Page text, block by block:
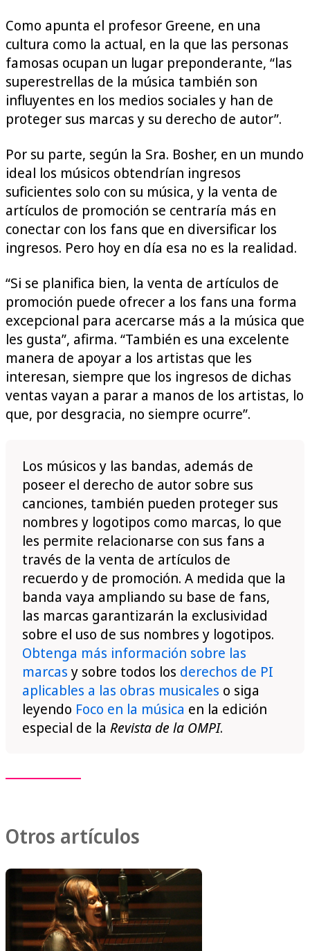
Como apunta el profesor Greene, en una
cultura como la actual, en la que las personas
famosas ocupan un lugar preponderante, “las
superestrellas de la música también son
influyentes en los medios sociales y han de
proteger sus marcas y su derecho de autor”.
Por su parte, según la Sra. Bosher, en un mundo
ideal los músicos obtendrían ingresos
suficientes solo con su música, y la venta de
artículos de promoción se centraría más en
conectar con los fans que en diversificar los
ingresos. Pero hoy en día esa no es la realidad.
“Si se planifica bien, la venta de artículos de
promoción puede ofrecer a los fans una forma
excepcional para acercarse más a la música que
les gusta”, afirma. “También es una excelente
manera de apoyar a los artistas que les
interesan, siempre que los ingresos de dichas
ventas vayan a parar a manos de los artistas, lo
que, por desgracia, no siempre ocurre”.
Los músicos y las bandas, además de
poseer el derecho de autor sobre sus
canciones, también pueden proteger sus
nombres y logotipos como marcas, lo que
les permite relacionarse con sus fans a
través de la venta de artículos de
recuerdo y de promoción. A medida que la
banda vaya ampliando su base de fans,
las marcas garantizarán la exclusividad
sobre el uso de sus nombres y logotipos.
Obtenga más información sobre las
marcas y sobre todos los derechos de PI
aplicables a las obras musicales o siga
leyendo Foco en la música en la edición
especial de la Revista de la OMPI.
Otros artículos